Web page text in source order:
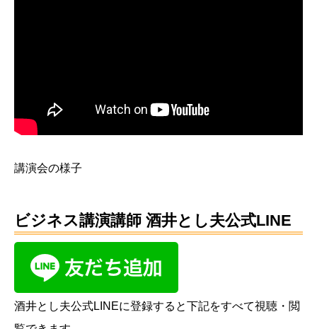
講演会の様子
ビジネス講演講師 酒井とし夫公式LINE
酒井とし夫公式LINEに登録すると下記をすべて視聴・閲